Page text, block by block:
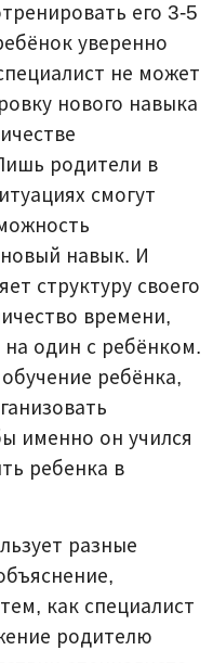
его 3-5
уверенно
не может
нового навыка
родители в
смогут
навык. И
структуру своего
времени,
один с ребёнком.
ребёнка,
именно он учился
ребенка в
разные
как специалист
родителю